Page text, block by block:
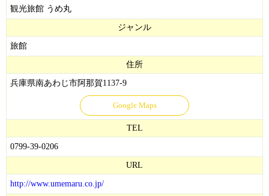
観光旅館 うめ丸
ジャンル
旅館
住所
兵庫県南あわじ市阿那賀1137-9
Google Maps
TEL
0799-39-0206
URL
http://www.umemaru.co.jp/